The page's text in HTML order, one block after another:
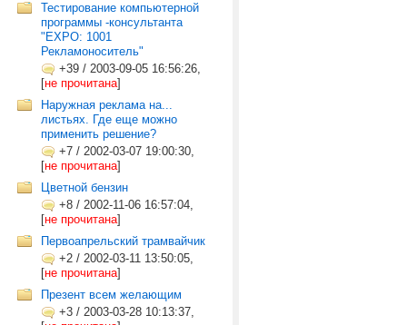
Тестирование компьютерной
программы -консультанта
"EXPO: 1001
Рекламоноситель"
+39 / 2003-09-05 16:56:26,
[не прочитана]
Наружная реклама на...
листьях. Где еще можно
применить решение?
+7 / 2002-03-07 19:00:30,
[не прочитана]
Цветной бензин
+8 / 2002-11-06 16:57:04,
[не прочитана]
Первоапрельский трамвайчик
+2 / 2002-03-11 13:50:05,
[не прочитана]
Презент всем желающим
+3 / 2003-03-28 10:13:37,